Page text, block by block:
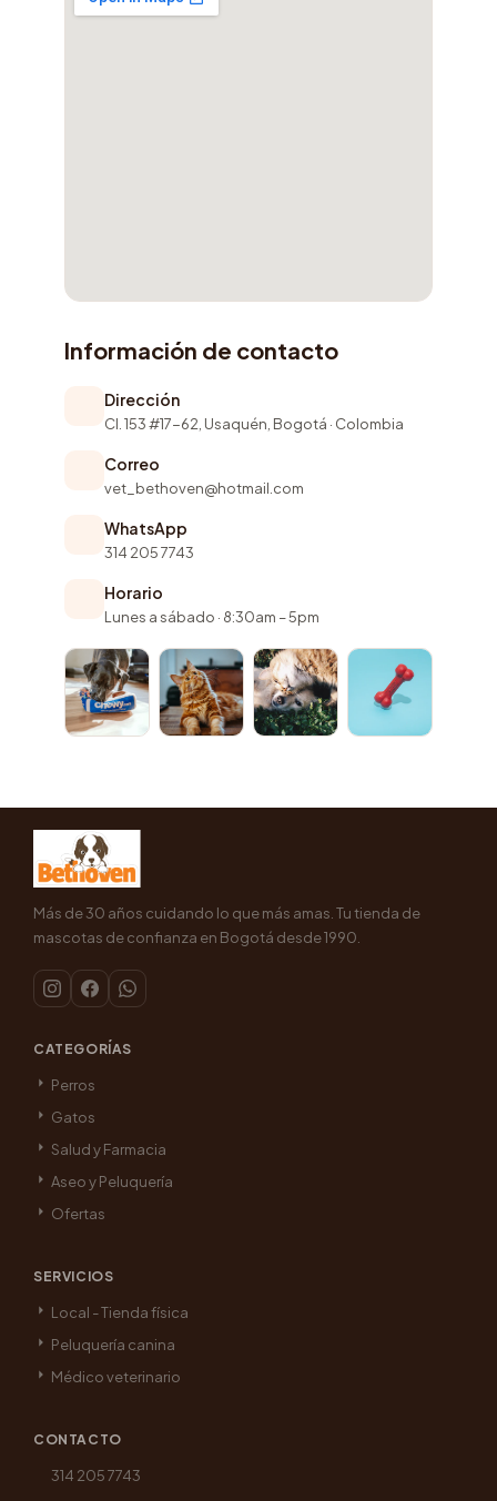
Información de contacto
Dirección
Cl. 153 #17-62, Usaquén, Bogotá · Colombia
Correo
vet_bethoven@hotmail.com
WhatsApp
314 205 7743
Horario
Lunes a sábado · 8:30am – 5pm
Más de 30 años cuidando lo que más amas. Tu tienda de
mascotas de confianza en Bogotá desde 1990.
CATEGORÍAS
Perros
Gatos
Salud y Farmacia
Aseo y Peluquería
Ofertas
SERVICIOS
Local - Tienda física
Peluquería canina
Médico veterinario
CONTACTO
314 205 7743